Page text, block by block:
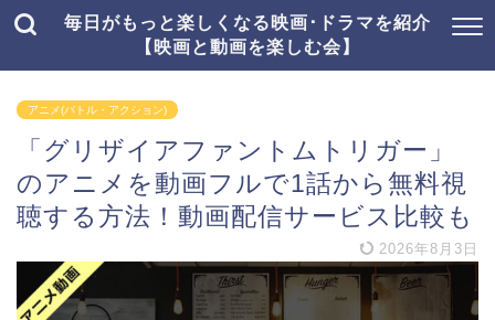
毎日がもっと楽しくなる映画･ドラマを紹介
【映画と動画を楽しむ会】
アニメ(バトル・アクション)
「グリザイアファントムトリガー」
のアニメを動画フルで1話から無料視
聴する方法！動画配信サービス比較も
2026年8月3日